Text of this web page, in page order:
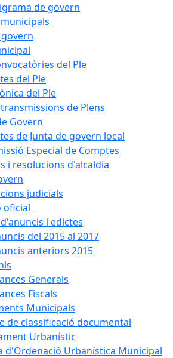
de govern
del Ple
del Ple
del Ple
de Plens
Govern
de Junta de govern local
Especial de Comptes
i resolucions d'alcaldia
judicials
oficial
i edictes
del 2015 al 2017
anteriors 2015
Generals
Fiscals
Municipals
de classificació documental
Urbanístic
d'Ordenació Urbanística Municipal